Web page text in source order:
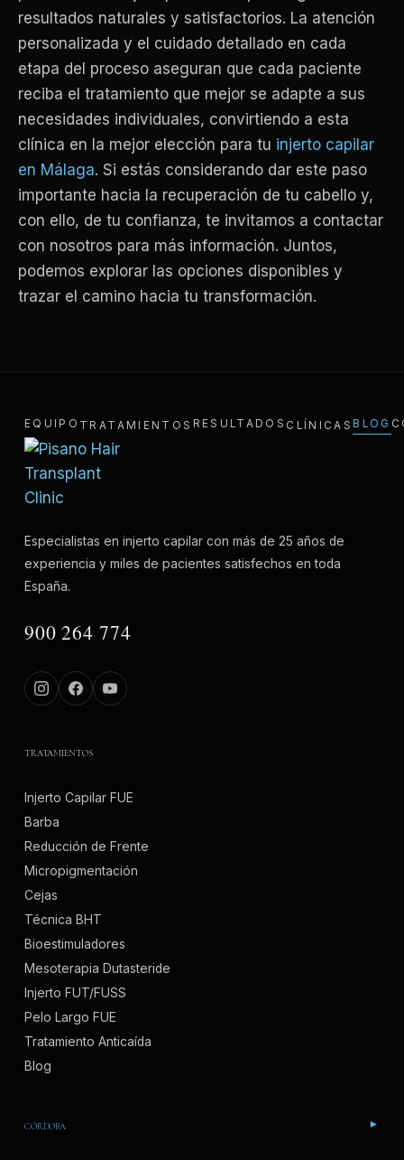
resultados naturales y satisfactorios. La atención
personalizada y el cuidado detallado en cada
etapa del proceso aseguran que cada paciente
reciba el tratamiento que mejor se adapte a sus
necesidades individuales, convirtiendo a esta
clínica en la mejor elección para tu injerto capilar
en Málaga. Si estás considerando dar este paso
importante hacia la recuperación de tu cabello y,
con ello, de tu confianza, te invitamos a contactar
con nosotros para más información. Juntos,
podemos explorar las opciones disponibles y
trazar el camino hacia tu transformación.
EQUIPO TRATAMIENTOS RESULTADOS CLÍNICASBLOG
Especialistas en injerto capilar con más de 25 años de
experiencia y miles de pacientes satisfechos en toda
España.
900 264 774
TRATAMIENTOS
Injerto Capilar FUE
Barba
Reducción de Frente
Micropigmentación
Cejas
Técnica BHT
Bioestimuladores
Mesoterapia Dutasteride
Injerto FUT/FUSS
Pelo Largo FUE
Tratamiento Anticaída
Blog
CÓRDOBA ▾